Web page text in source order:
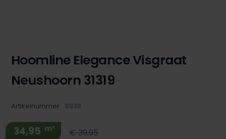
Hoomline Elegance Visgraat
Neushoorn 31319
Artikelnummer: 8938
34,95 m² € 39,95